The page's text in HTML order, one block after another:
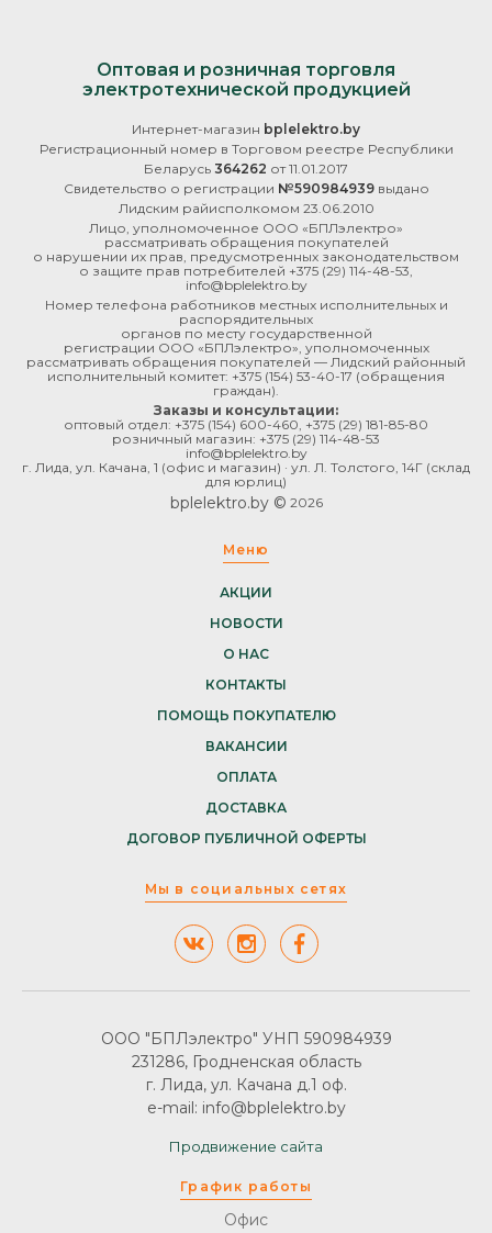
Оптовая и розничная торговля
электротехнической продукцией
Интернет-магазин bplelektro.by
Регистрационный номер в Торговом реестре Республики
Беларусь 364262 от 11.01.2017
Свидетельство о регистрации №590984939выдано
Лидским райисполкомом 23.06.2010
Лицо, уполномоченное ООО «БПЛэлектро»
рассматривать обращения покупателей
о нарушении их прав, предусмотренных законодательством
о защите прав потребителей +375 (29) 114-48-53
info@bplelektro.by
Номер телефона работников местных исполнительных и
распорядительных
органов по месту государственной
регистрации ООО «БПЛэлектро», уполномоченных
рассматривать обращения покупателей — Лидский районный
исполнительный комитет: +375 (154) 53-40-17 (обращения
граждан).
Заказы и консультации:
оптовый отдел: +375 (154) 600-460 +375 (29) 181-85-80
розничный магазин: +375 (29) 114-48-53
info@bplelektro.by
г. Лида, ул. Качана, 1 (офис и магазин) · ул. Л. Толстого, 14Г (склад
для юрлиц)
bplelektro.by © 2026
Меню
АКЦИИ
НОВОСТИ
О НАС
КОНТАКТЫ
ПОМОЩЬ ПОКУПАТЕЛЮ
ВАКАНСИИ
ОПЛАТА
ДОСТАВКА
ДОГОВОР ПУБЛИЧНОЙ ОФЕРТЫ
Мы в социальных сетях
График работы
Офис
ООО "БПЛэлектро" УНП 590984939
231286, Гродненская область
г. Лида, ул. Качана д.1 оф.
e-mail: info@bplelektro.by
Продвижение сайта